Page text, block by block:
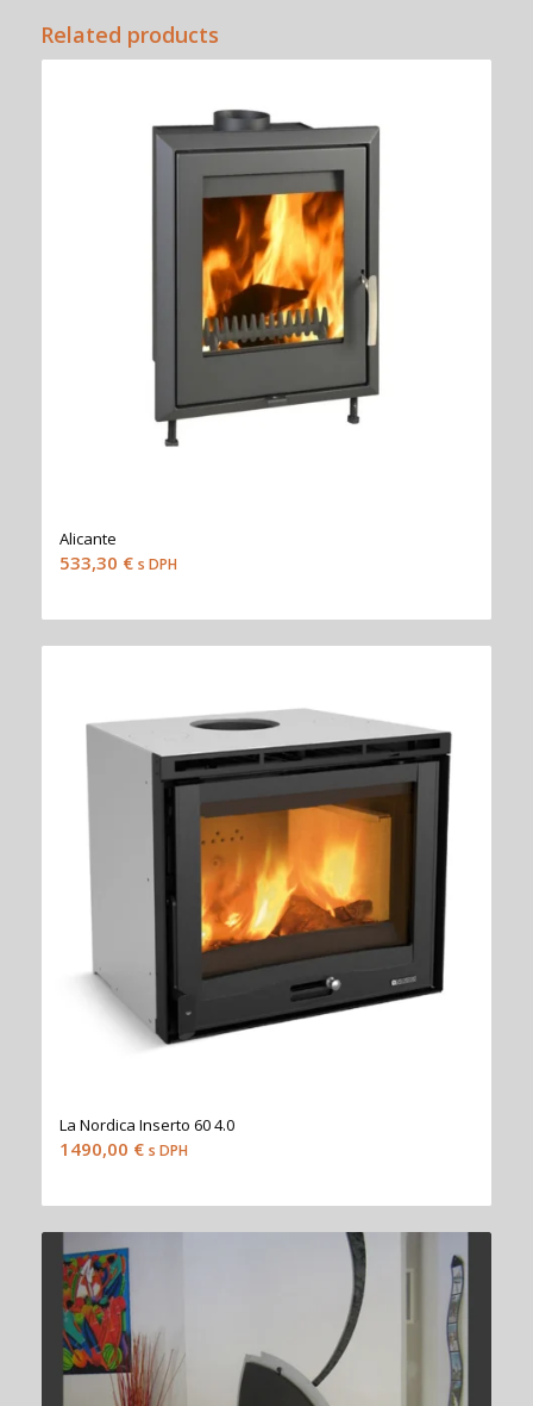
Related products
Alicante
533,30 € s DPH
La Nordica Inserto 60 4.0
1490,00 € s DPH